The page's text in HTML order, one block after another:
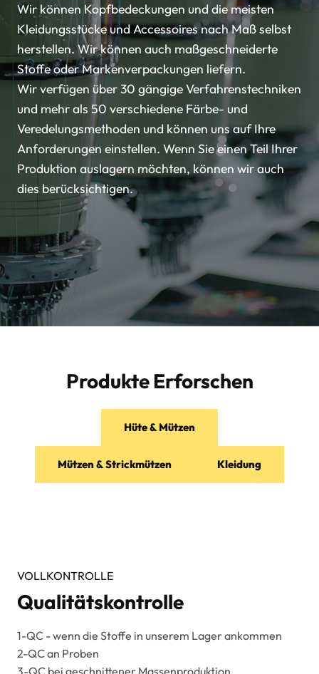
Wir können Kopfbedeckungen und die meisten
Kleidungsstücke und Accessoires nach Maß selbst
herstellen. Wir können auch maßgeschneiderte
Stoffe oder Markenverpackungen liefern.
Wir verfügen über 30 gängige Verfahrenstechniken
und mehr als 50 verschiedene Färbe- und
Veredelungsmethoden und können uns auf Ihre
Anforderungen einstellen. Wenn Sie einen Teil Ihrer
Produktion auslagern möchten, können wir auch
dies berücksichtigen.
Produkte Erforschen
Hüte & Mützen
Mützen & Strickmützen Kleidung
VOLLKONTROLLE
Qualitätskontrolle
1-QC - wenn die Stoffe in unserem Lager ankommen
2-QC an Proben
3-QC bei geschnittener Massenproduktion